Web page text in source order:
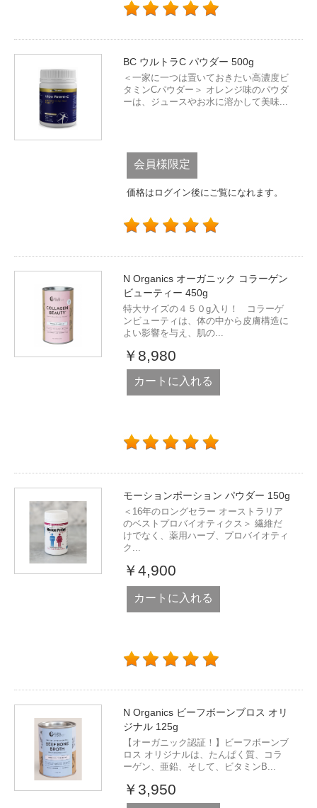
BC ウルトラC パウダー 500g
＜一家に一つは置いておきたい高濃度ビ
タミンCパウダー＞ オレンジ味のパウダ
ーは、ジュースやお水に溶かして美味...
会員様限定
価格はログイン後にご覧になれます。
N Organics オーガニック コラーゲン
ビューティー 450g
特大サイズの４５０g入り！ コラーゲ
ンビューティは、体の中から皮膚構造に
よい影響を与え、肌の...
￥8,980
カートに入れる
モーションポーション パウダー 150g
＜16年のロングセラー オーストラリア
のベストプロバイオティクス＞ 繊維だ
けでなく、薬用ハーブ、プロバイオティ
ク...
￥4,900
カートに入れる
N Organics ビーフボーンブロス オリ
ジナル 125g
【オーガニック認証！】ビーフボーンブ
ロス オリジナルは、たんぱく質、コラ
ーゲン、亜鉛、そして、ビタミンB...
￥3,950